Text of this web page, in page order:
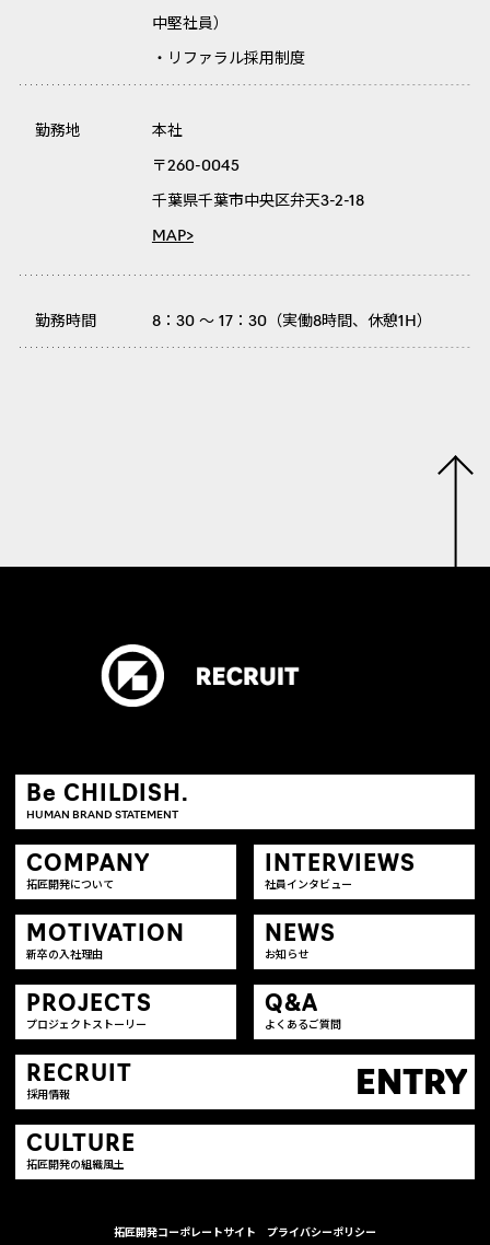
中堅社員）
・リファラル採用制度
勤務地 本社
〒260-0045
千葉県千葉市中央区弁天3-2-18
MAP>
勤務時間 8：30 ～ 17：30（実働8時間、休憩1H）
Be CHILDISH.
HUMAN BRAND STATEMENT
COMPANY
拓匠開発について
INTERVIEWS
社員インタビュー
MOTIVATION
新卒の入社理由
NEWS
お知らせ
PROJECTS
プロジェクトストーリー
Q&A
よくあるご質問
CULTURE
拓匠開発の組織風土
RECRUIT
採用情報 ENTRY
拓匠開発コーポレートサイト プライバシーポリシー